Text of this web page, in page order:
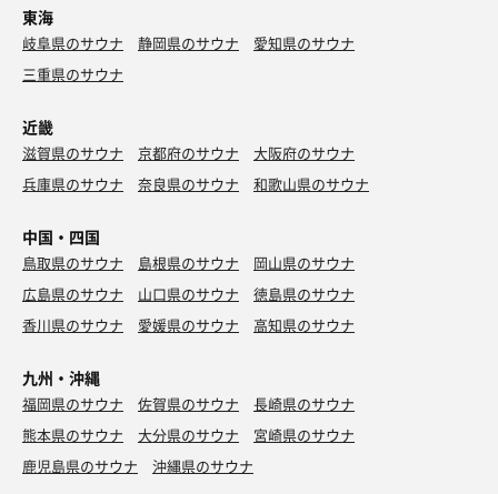
東海
岐阜県のサウナ 静岡県のサウナ
愛知県のサウナ
三重県のサウナ
近畿
滋賀県のサウナ 京都府のサウナ
大阪府のサウナ
兵庫県のサウナ
奈良県のサウナ 和歌山県のサウナ
中国・四国
鳥取県のサウナ 島根県のサウナ
岡山県のサウナ
広島県のサウナ
山口県のサウナ
徳島県のサウナ
香川県のサウナ
愛媛県のサウナ 高知県のサウナ
九州・沖縄
福岡県のサウナ 佐賀県のサウナ
長崎県のサウナ
熊本県のサウナ
大分県のサウナ
宮崎県のサウナ
鹿児島県のサウナ
沖縄県のサウナ